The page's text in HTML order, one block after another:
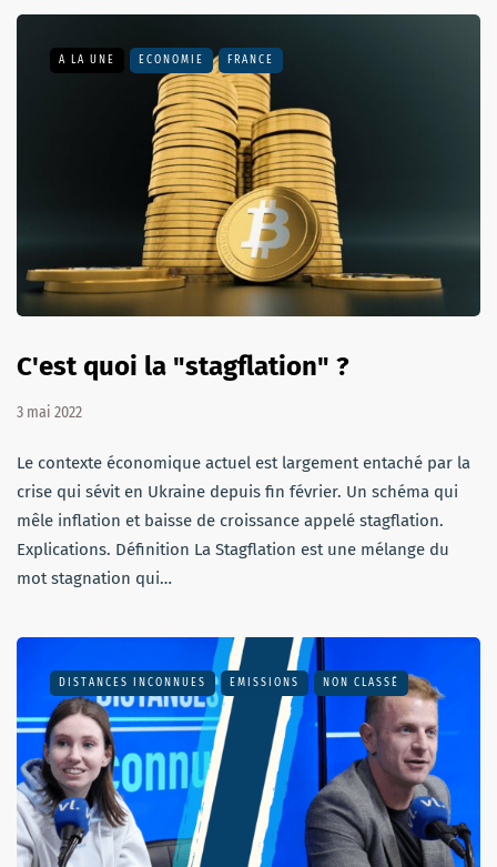
A LA UNE ECONOMIE FRANCE
C'est quoi la "stagflation" ?
3 mai 2022
Le contexte économique actuel est largement entaché par la
crise qui sévit en Ukraine depuis fin février. Un schéma qui
mêle inflation et baisse de croissance appelé stagflation.
Explications. Définition La Stagflation est une mélange du
mot stagnation qui…
DISTANCES INCONNUES EMISSIONS NON CLASSÉ